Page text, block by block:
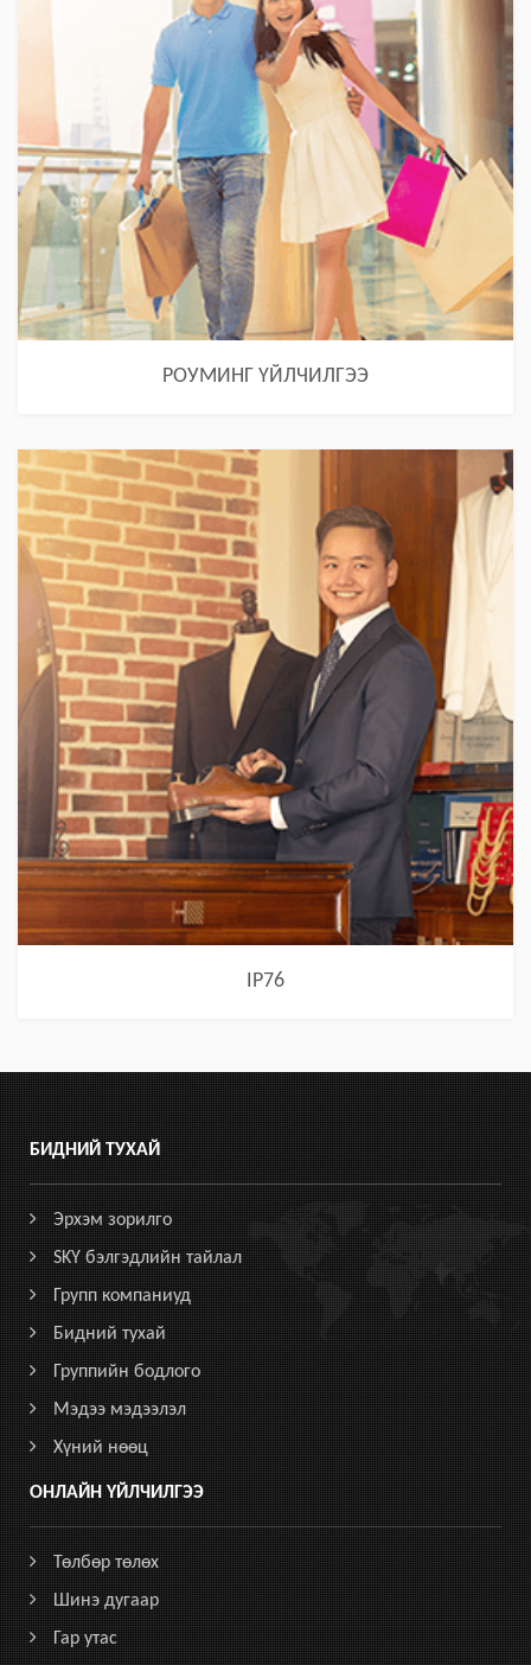
РОУМИНГ ҮЙЛЧИЛГЭЭ
IP76
БИДНИЙ ТУХАЙ
Эрхэм зорилго
SKY бэлгэдлийн тайлал
Групп компаниуд
Бидний тухай
Группийн бодлого
Мэдээ мэдээлэл
Хүний нөөц
ОНЛАЙН ҮЙЛЧИЛГЭЭ
Төлбөр төлөх
Шинэ дугаар
Гар утас